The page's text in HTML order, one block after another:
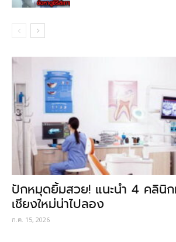
ปักหมุดยิ้มสวย! แนะนำ 4 คลินิก
เชียงใหม่น่าไปลอง
ก.ค. 15, 2026